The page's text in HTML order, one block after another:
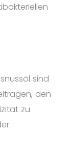
sind
den
zu